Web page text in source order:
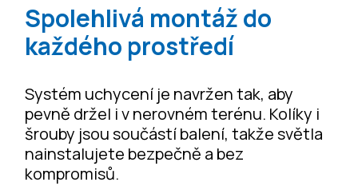
Spolehlivá montáž do
každého prostředí
Systém uchycení je navržen tak, aby
pevně držel i v nerovném terénu. Kolíky i
šrouby jsou součástí balení, takže světla
nainstalujete bezpečně a bez
kompromisů.